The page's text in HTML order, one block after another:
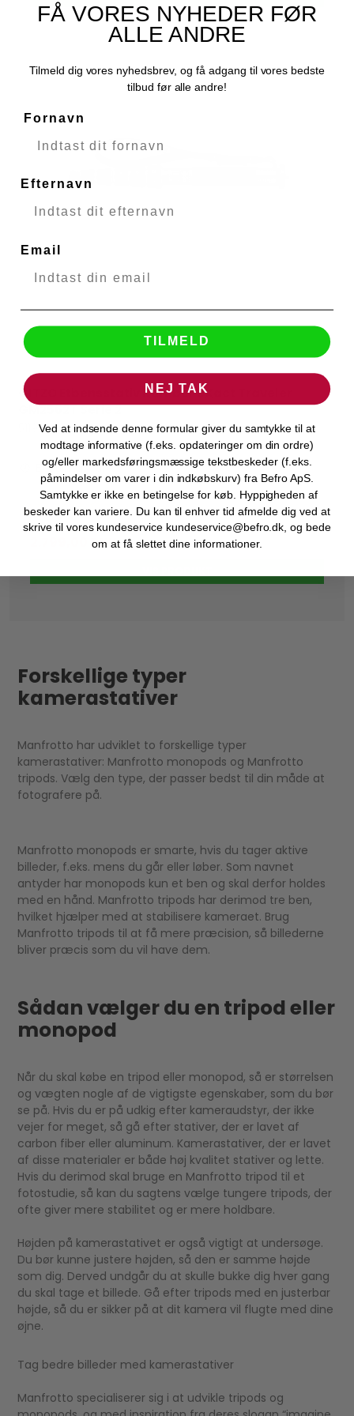
GITZO Etbensstativ Kulfiber eXact Traveler
GM2562T Serie 2
Gitzo
51198
Bestillingsvare
2.799,00 DKK
Forskellige typer
kamerastativer
Manfrotto har udviklet to forskellige typer
kamerastativer: Manfrotto monopods og Manfrotto
tripods. Vælg den type, der passer bedst til din måde at
fotografere på.
Manfrotto monopods er smarte, hvis du tager aktive
billeder, f.eks. mens du går eller løber. Som navnet
antyder har monopods kun et ben og skal derfor holdes
med en hånd. Manfrotto tripods har derimod tre ben,
hvilket hjælper med at stabilisere kameraet. Brug
Manfrotto tripods til at få mere præcision, så billederne
bliver præcis som du vil have dem.
Sådan vælger du en tripod eller
monopod
Når du skal købe en tripod eller monopod, så er størrelsen
og vægten nogle af de vigtigste egenskaber, som du bør
se på. Hvis du er på udkig efter kameraudstyr, der ikke
vejer for meget, så gå efter stativer, der er lavet af
carbon fiber eller aluminum. Kamerastativer, der er lavet
af disse materialer er både høj kvalitet stativer og lette.
Hvis du derimod skal bruge en Manfrotto tripod til et
fotostudie, så kan du sagtens vælge tungere tripods, der
ofte giver mere stabilitet og er mere holdbare.
Højden på kamerastativet er også vigtigt at undersøge.
Du bør kunne justere højden, så den er samme højde
som dig. Derved undgår du at skulle bukke dig hver gang
du skal tage et billede. Gå efter tripods med en justerbar
højde, så du er sikker på at dit kamera vil flugte med dine
øjne.
Tag bedre billeder med kamerastativer
Manfrotto specialiserer sig i at udvikle tripods og
FÅ VORES NYHEDER FØR
ALLE ANDRE
Tilmeld dig vores nyhedsbrev, og få adgang til vores bedste
tilbud før alle andre!
Fornavn
Efternavn
Email
TILMELD
NEJ TAK
Ved at indsende denne formular giver du samtykke til at
modtage informative (f.eks. opdateringer om din ordre)
og/eller markedsføringsmæssige tekstbeskeder (f.eks.
påmindelser om varer i din indkøbskurv) fra Befro ApS.
Samtykke er ikke en betingelse for køb. Hyppigheden af
beskeder kan variere. Du kan til enhver tid afmelde dig ved at
skrive til vores kundeservice kundeservice@befro.dk, og bede
om at få slettet dine informationer.